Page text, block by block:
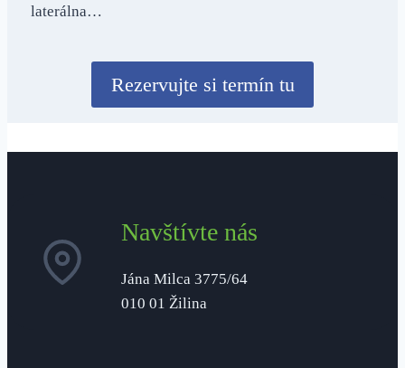
laterálna…
Rezervujte si termín tu
Navštívte nás
Jána Milca 3775/64
010 01 Žilina